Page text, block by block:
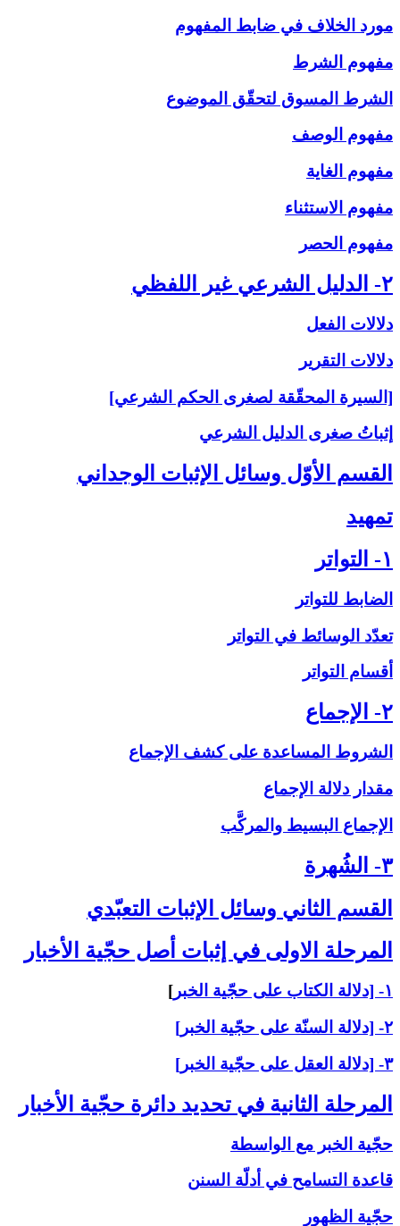
مورد الخلاف في ضابط المفهوم
مفهوم الشرط
الشرط المسوق لتحقّق الموضوع
مفهوم الوصف
مفهوم الغاية
مفهوم الاستثناء
مفهوم الحصر
۲- الدليل الشرعي غير اللفظي
دلالات الفعل
دلالات التقرير
[السيرة المحقّقة لصغرى الحكم الشرعي]
إثباتُ‏ صغرى‏ الدليل الشرعي‏
القسم الأوّل وسائل الإثبات الوجداني
تمهيد
۱- التواتر
الضابط للتواتر
تعدّد الوسائط في التواتر
أقسام التواتر
۲- الإجماع‏
الشروط المساعدة على‏ كشف الإجماع
مقدار دلالة الإجماع
الإجماع البسيط والمركَّب
۳- الشُهرة
القسم الثاني ‏وسائل الإثبات التعبّدي‏
المرحلة الاولى ‏في إثبات أصل حجّية الأخبار
۱- [دلالة الكتاب على حجّية الخبر
]
۲- [دلالة السنّة على حجّية الخبر]
۳- [دلالة العقل على حجّية الخبر]
المرحلة الثانية في تحديد دائرة حجّية الأخبار
حجّية الخبر مع الواسطة
قاعدة التسامح في أدلّة السنن
حجّية الظهور